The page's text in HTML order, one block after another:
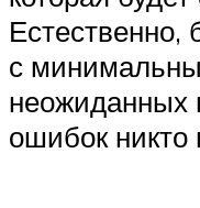
Естественно,
с
неожиданных
ошибок никто